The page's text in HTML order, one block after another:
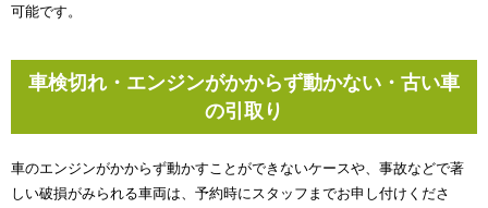
可能です。
車検切れ・エンジンがかからず動かない・古い車
の引取り
車のエンジンがかからず動かすことができないケースや、事故などで著
しい破損がみられる車両は、予約時にスタッフまでお申し付けくださ